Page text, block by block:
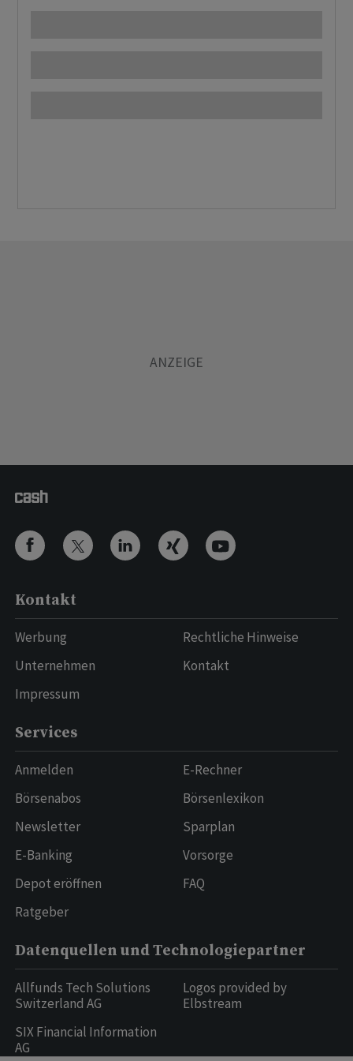
Kontakt
Werbung
Unternehmen
Impressum
Rechtliche Hinweise
Kontakt
Services
Anmelden
Börsenabos
Newsletter
E-Banking
Depot eröffnen
Ratgeber
E-Rechner
Börsenlexikon
Sparplan
Vorsorge
FAQ
Datenquellen und Technologiepartner
Allfunds Tech Solutions
Switzerland AG
SIX Financial Information
AG
Logos provided by
Elbstream